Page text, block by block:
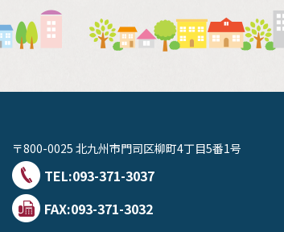
〒800-0025 北九州市門司区柳町4丁目5番1号
TEL:093-371-3037
FAX:093-371-3032